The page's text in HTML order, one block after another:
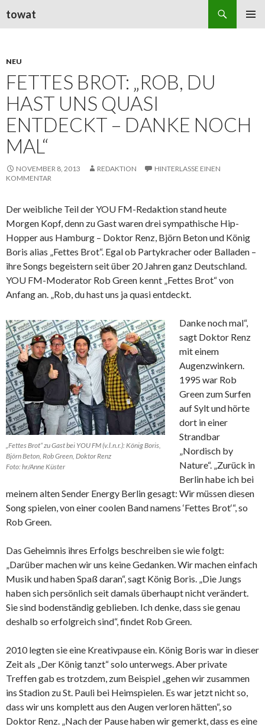
towat
NEU
FETTES BROT: „ROB, DU
HAST UNS QUASI
ENTDECKT – DANKE NOCH
MAL“
NOVEMBER 8, 2013 REDAKTION
HINTERLASSE EINEN
KOMMENTAR
Der weibliche Teil der YOU FM-Redaktion stand heute
Morgen Kopf, denn zu Gast waren drei sympathische Hip-
Hopper aus Hamburg – Doktor Renz, Björn Beton und König
Boris alias „Fettes Brot“. Egal ob Partykracher oder Balladen –
ihre Songs begeistern seit über 20 Jahren ganz Deutschland.
YOU FM-Moderator Rob Green kennt „Fettes Brot“ von
Anfang an. „Rob, du hast uns ja quasi entdeckt.
„Fettes Brot“ zu Gast bei YOU FM (v.l.n.r.): König Boris,
Björn Beton, Rob Green, Doktor Renz
Foto: hr/Anne Küster
Danke noch mal“,
sagt Doktor Renz
mit einem
Augenzwinkern.
1995 war Rob
Green zum Surfen
auf Sylt und hörte
dort in einer
Strandbar
„Nordisch by
Nature“. „Zurück in
Berlin habe ich bei
meinem alten Sender Energy Berlin gesagt: Wir müssen diesen
Song spielen, von einer coolen Band namens ‘Fettes Brot‘“, so
Rob Green.
Das Geheimnis ihres Erfolgs beschreiben sie wie folgt:
„Darüber machen wir uns keine Gedanken. Wir machen einfach
Musik und haben Spaß daran“, sagt König Boris. „Die Jungs
haben sich persönlich seit damals überhaupt nicht verändert.
Sie sind bodenständig geblieben. Ich denke, dass sie genau
deshalb so erfolgreich sind“, findet Rob Green.
2010 legten sie eine Kreativpause ein. König Boris war in dieser
Zeit als „Der König tanzt“ solo unterwegs. Aber private
Treffen gab es trotzdem, zum Beispiel „gehen wir zusammen
ins Stadion zu St. Pauli bei Heimspielen. Es war jetzt nicht so,
dass wir uns komplett aus den Augen verloren hätten“, so
Doktor Renz. „Nach der Pause haben wir gemerkt, dass es eine